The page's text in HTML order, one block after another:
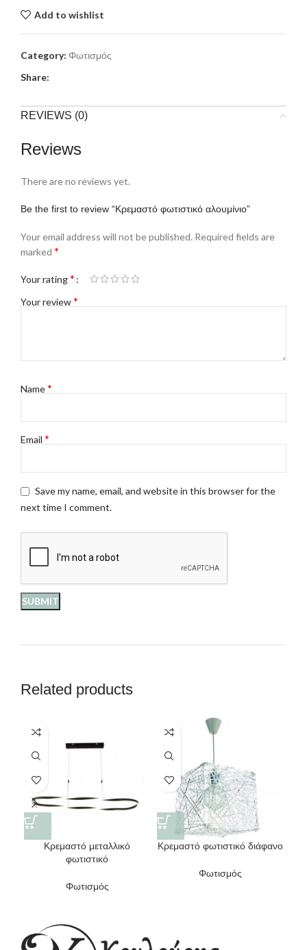
Add to wishlist
Category: Φωτισμός
Share:
REVIEWS (0)
Reviews
There are no reviews yet.
Be the first to review “Κρεμαστό φωτιστικό αλουμίνιο”
Your email address will not be published. Required fields are
marked *
Your rating*
Your review*
Name*
Email *
Save my name, email, and website in this browser for the
next time I comment.
Related products
Κρεμαστό μεταλλικό
φωτιστικό
Φωτισμός
Κρεμαστό φωτιστικό διάφανο
Φωτισμός